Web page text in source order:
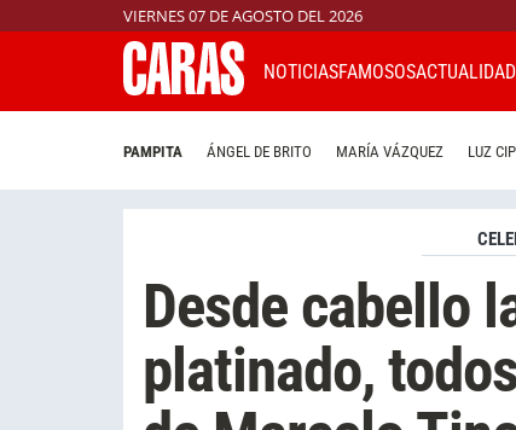
VIERNES 07 DE AGOSTO DEL 2026
NOTICIASFAMOSOSACTUALIDAD
PAMPITA ÁNGEL DE BRITO MARÍA VÁZQUEZ LUZ
Desde cabello
platinado,